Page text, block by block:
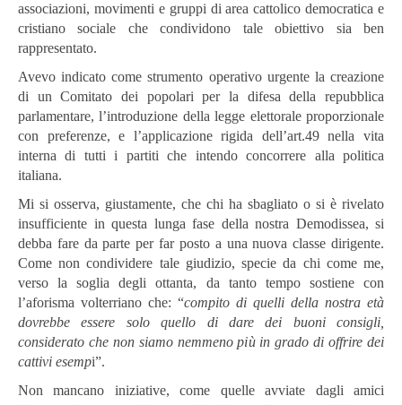
associazioni, movimenti e gruppi di area cattolico democratica e
cristiano sociale che condividono tale obiettivo sia ben
rappresentato.
Avevo indicato come strumento operativo urgente la creazione
di un Comitato dei popolari per la difesa della repubblica
parlamentare, l’introduzione della legge elettorale proporzionale
con preferenze, e l’applicazione rigida dell’art.49 nella vita
interna di tutti i partiti che intendo concorrere alla politica
italiana.
Mi si osserva, giustamente, che chi ha sbagliato o si è rivelato
insufficiente in questa lunga fase della nostra Demodissea, si
debba fare da parte per far posto a una nuova classe dirigente.
Come non condividere tale giudizio, specie da chi come me,
verso la soglia degli ottanta, da tanto tempo sostiene con
l’aforisma volterriano che: “compito di quelli della nostra età
dovrebbe essere solo quello di dare dei buoni consigli,
considerato che non siamo nemmeno più in grado di offrire dei
cattivi esempi”.
Non mancano iniziative, come quelle avviate dagli amici